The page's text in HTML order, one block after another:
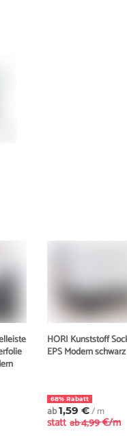
HORI Kunststoff
EPS Modern schwarz
68% Rabatt
ab1,59 €/ m
statt ab4,99 €/m